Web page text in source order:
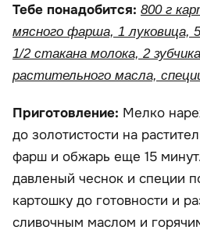
Тебе понадобится: 800 г
мясного фарша, 1 луковица,
1/2 стакана молока, 2
растительного масла,
Приготовление: Мелко
до золотистости на
фарш и обжарь еще 15
давленый чеснок и специи
картошку до готовности и
сливочным маслом и